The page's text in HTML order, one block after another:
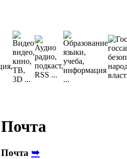
Почта
Почта ➥